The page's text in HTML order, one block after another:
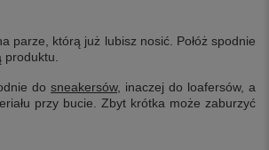
parze, którą już lubisz nosić. Połóż spodnie
do sneakersów, inaczej do loafersów, a
przy bucie. Zbyt krótka może zaburzyć